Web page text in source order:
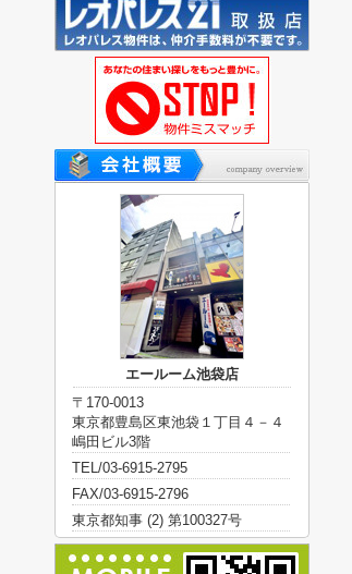
エールーム池袋店
〒170-0013
東京都豊島区東池袋１丁目４－４
嶋田ビル3階
TEL/03-6915-2795
FAX/03-6915-2796
東京都知事 (2) 第100327号